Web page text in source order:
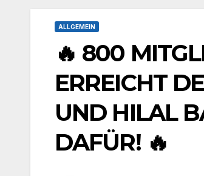
ALLGEMEIN
🔥 800
ERREICHT
UND HILAL
DAFÜR! 🔥